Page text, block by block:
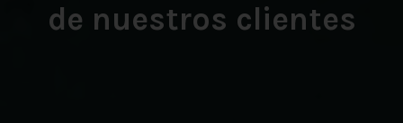
de nuestros clientes